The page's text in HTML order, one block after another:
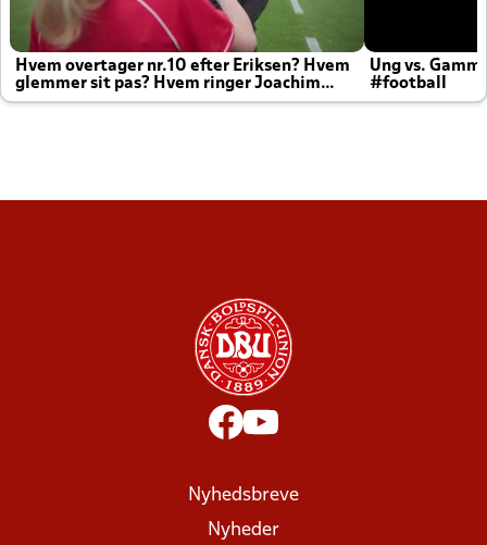
Hvem overtager nr.10 efter Eriksen? Hvem
glemmer sit pas? Hvem ringer Joachim
altid til efter kampe?
Ung vs.
#football
Nyhedsbreve
Nyheder